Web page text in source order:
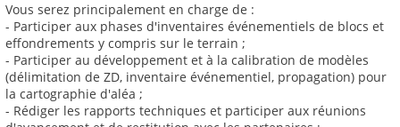
Vous serez principalement en charge de :
- Participer aux phases d'inventaires événementiels de blocs et
effondrements y compris sur le terrain ;
- Participer au développement et à la calibration de modèles
(délimitation de ZD, inventaire événementiel, propagation) pour
la cartographie d'aléa ;
- Rédiger les rapports techniques et participer aux réunions